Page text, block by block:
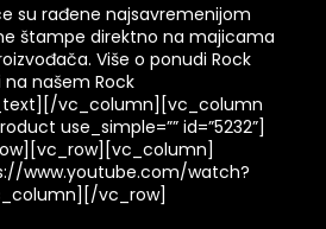
su rađene najsavremenijom
štampe direktno na majicama
Više o ponudi Rock
na našem Rock
vc_column][vc_column
use_simple=”” id=”5232”]
www.youtube.com/watch?
vc_row]